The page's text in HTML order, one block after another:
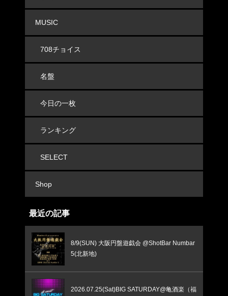
MUSIC
708チョイス
名盤
今日の一枚
ランキング
SELECT
Shop
最近の記事
8/9(SUN) 大阪円盤遊戯会 @ShotBar Numbar
5(北新地)
2026.07.25(Sat)BIG SATURDAY@亀酒楽（福